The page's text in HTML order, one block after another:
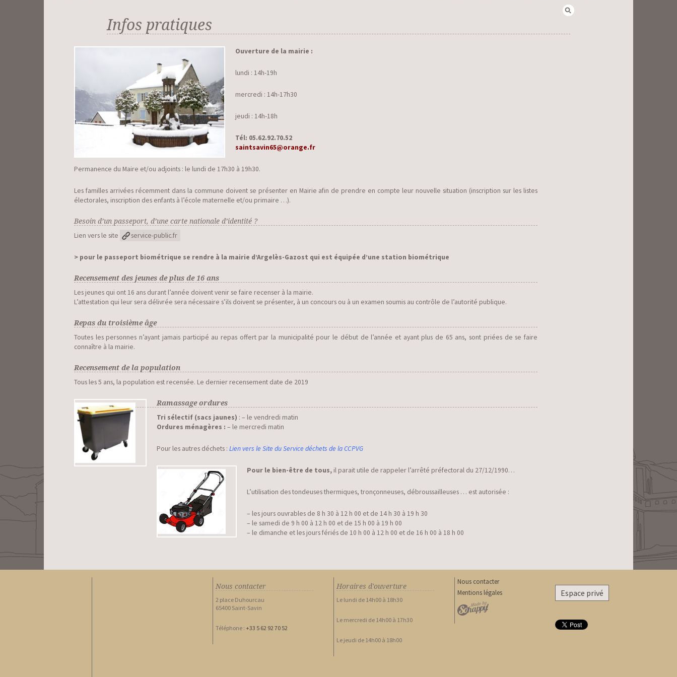
Rechercher :
Infos pratiques
Ouverture de la mairie :
lundi : 14h-19h
mercredi : 14h-17h30
jeudi : 14h-18h
Tél: 05.62.92.70.52
saintsavin65@orange.fr
Permanence du Maire et/ou adjoints : le lundi de 17h30 à 19h30.
Les familles arrivées récemment dans la commune doivent se présenter en Mairie afin de prendre en compte leur nouvelle situation (inscription sur les listes
électorales, inscription des enfants à l’école maternelle et/ou primaire …).
Besoin d’un passeport, d’une carte nationale d’identité ?
Lien vers le site service-public.fr
> pour le passeport biométrique se rendre à la mairie d’Argelès-Gazost qui est équipée d’une station biométrique
Recensement des jeunes de plus de 16 ans
Les jeunes qui ont 16 ans durant l’année doivent venir se faire recenser à la mairie.
L’attestation qui leur sera délivrée sera nécessaire s’ils doivent se présenter, à un concours ou à un examen soumis au contrôle de l’autorité publique.
Repas du troisième âge
Toutes les personnes n’ayant jamais participé au repas offert par la municipalité pour le début de l’année et ayant plus de 65 ans, sont priées de se faire
connaître à la mairie.
Recensement de la population
Tous les 5 ans, la population est recensée. Le dernier recensement date de 2019
Ramassage ordures
Tri sélectif (sacs jaunes) : – le vendredi matin
Ordures ménagères : – le mercredi matin
Pour les autres déchets : Lien vers le Site du Service déchets de la CCPVG
Pour le bien-être de tous, il parait utile de rappeler l’arrêté préfectoral du 27/12/1990…
L’utilisation des tondeuses thermiques, tronçonneuses, débroussailleuses … est autorisée :
– les jours ouvrables de 8 h 30 à 12 h 00 et de 14 h 30 à 19 h 30
– le samedi de 9 h 00 à 12 h 00 et de 15 h 00 à 19 h 00
– le dimanche et les jours fériés de 10 h 00 à 12 h 00 et de 16 h 00 à 18 h 00
Nous contacter
2 place Duhourcau
65400 Saint-Savin
Téléphone : +33 5 62 92 70 52
Horaires d'ouverture
Le lundi de 14h00 à 18h30
Le mercredi de 14h00 à 17h30
Le jeudi de 14h00 à 18h00
Nous contacter
Mentions légales
Espace privé